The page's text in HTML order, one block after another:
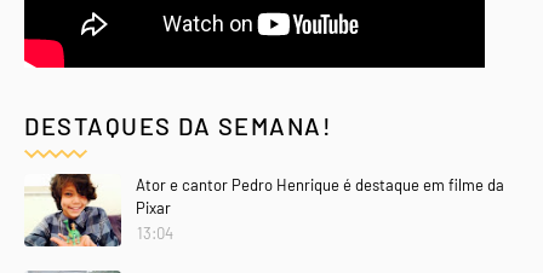
DESTAQUES DA SEMANA!
Ator e cantor Pedro Henrique é destaque em filme da
Pixar
13:04